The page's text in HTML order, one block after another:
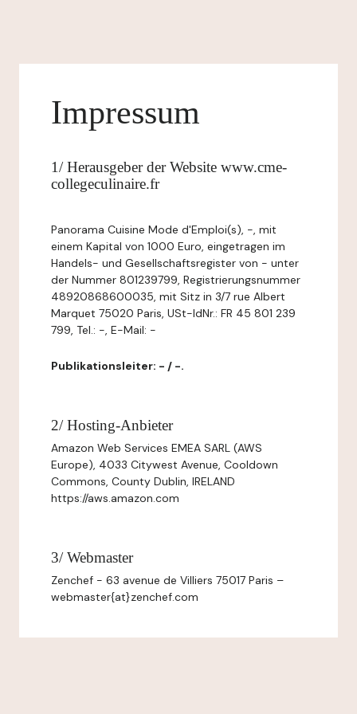
Impressum
1/ Herausgeber der Website www.cme-
collegeculinaire.fr
Panorama Cuisine Mode d'Emploi(s), -, mit
einem Kapital von 1000 Euro, eingetragen im
Handels- und Gesellschaftsregister von - unter
der Nummer 801239799, Registrierungsnummer
48920868600035, mit Sitz in 3/7 rue Albert
Marquet 75020 Paris, USt-IdNr.: FR 45 801 239
799, Tel.: -, E-Mail: -
Publikationsleiter: - / -.
2/ Hosting-Anbieter
Amazon Web Services EMEA SARL (AWS
Europe), 4033 Citywest Avenue, Cooldown
Commons, County Dublin, IRELAND
https://aws.amazon.com
3/ Webmaster
Zenchef - 63 avenue de Villiers 75017 Paris –
webmaster{at}zenchef.com